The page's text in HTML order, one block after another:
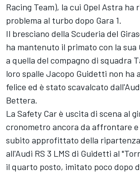
Racing Team), la cui Opel Astra ha
problema al turbo dopo Gara 1.
Il bresciano della Scuderia del
ha mantenuto il primato con la sua
a quella del compagno di squadra
loro spalle Jacopo Guidetti non ha
felice ed è stato scavalcato
Bettera.
La Safety Car è uscita di scena al
cronometro ancora da affrontare e
subito approfittato della
all'Audi RS 3 LMS di Guidetti al
il quarto posto, imitato poco dopo